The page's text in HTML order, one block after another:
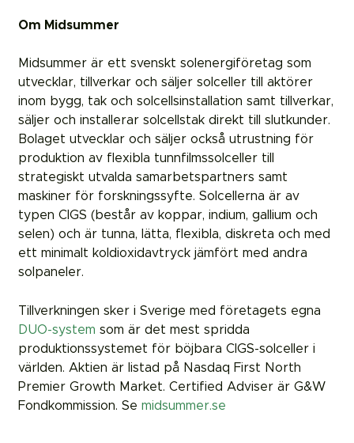
Om Midsummer
Midsummer är ett svenskt solenergiföretag som
utvecklar, tillverkar och säljer solceller till aktörer
inom bygg, tak och solcellsinstallation samt tillverkar,
säljer och installerar solcellstak direkt till slutkunder.
Bolaget utvecklar och säljer också utrustning för
produktion av flexibla tunnfilmssolceller till
strategiskt utvalda samarbetspartners samt
maskiner för forskningssyfte. Solcellerna är av
typen CIGS (består av koppar, indium, gallium och
selen) och är tunna, lätta, flexibla, diskreta och med
ett minimalt koldioxidavtryck jämfört med andra
solpaneler.
Tillverkningen sker i Sverige med företagets egna
DUO-system som är det mest spridda
produktionssystemet för böjbara CIGS-solceller i
världen. Aktien är listad på Nasdaq First North
Premier Growth Market. Certified Adviser är G&W
Fondkommission. Se midsummer.se